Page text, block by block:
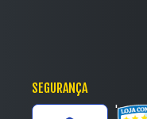
SEGURANÇA
'